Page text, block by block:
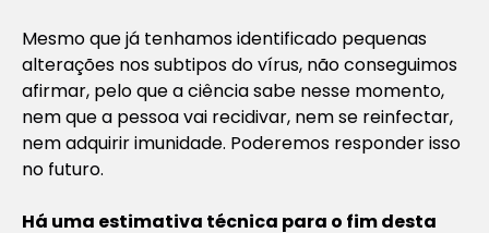
Mesmo que já tenhamos identificado pequenas
alterações nos subtipos do vírus, não conseguimos
afirmar, pelo que a ciência sabe nesse momento,
nem que a pessoa vai recidivar, nem se reinfectar,
nem adquirir imunidade. Poderemos responder isso
no futuro.
Há uma estimativa técnica para o fim desta